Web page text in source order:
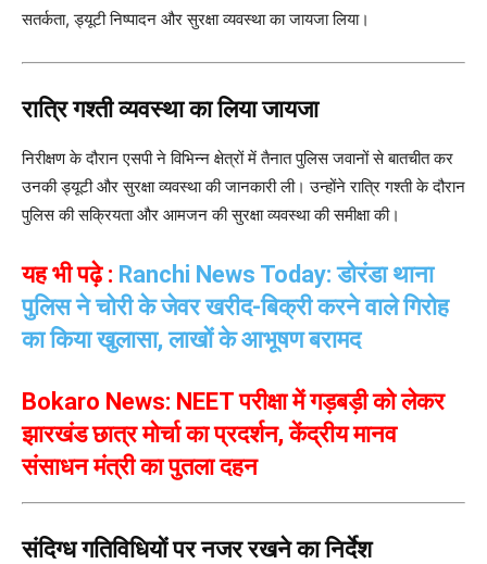
सतर्कता, ड्यूटी निष्पादन और सुरक्षा व्यवस्था का जायजा लिया।
रात्रि गश्ती व्यवस्था का लिया जायजा
निरीक्षण के दौरान एसपी ने विभिन्न क्षेत्रों में तैनात पुलिस जवानों से बातचीत कर
उनकी ड्यूटी और सुरक्षा व्यवस्था की जानकारी ली। उन्होंने रात्रि गश्ती के दौरान
पुलिस की सक्रियता और आमजन की सुरक्षा व्यवस्था की समीक्षा की।
यह भी पढ़े : Ranchi News Today: डोरंडा थाना
पुलिस ने चोरी के जेवर खरीद-बिक्री करने वाले गिरोह
का किया खुलासा, लाखों के आभूषण बरामद
Bokaro News: NEET परीक्षा में गड़बड़ी को लेकर
झारखंड छात्र मोर्चा का प्रदर्शन, केंद्रीय मानव
संसाधन मंत्री का पुतला दहन
संदिग्ध गतिविधियों पर नजर रखने का निर्देश